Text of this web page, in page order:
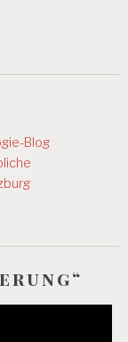
Blog